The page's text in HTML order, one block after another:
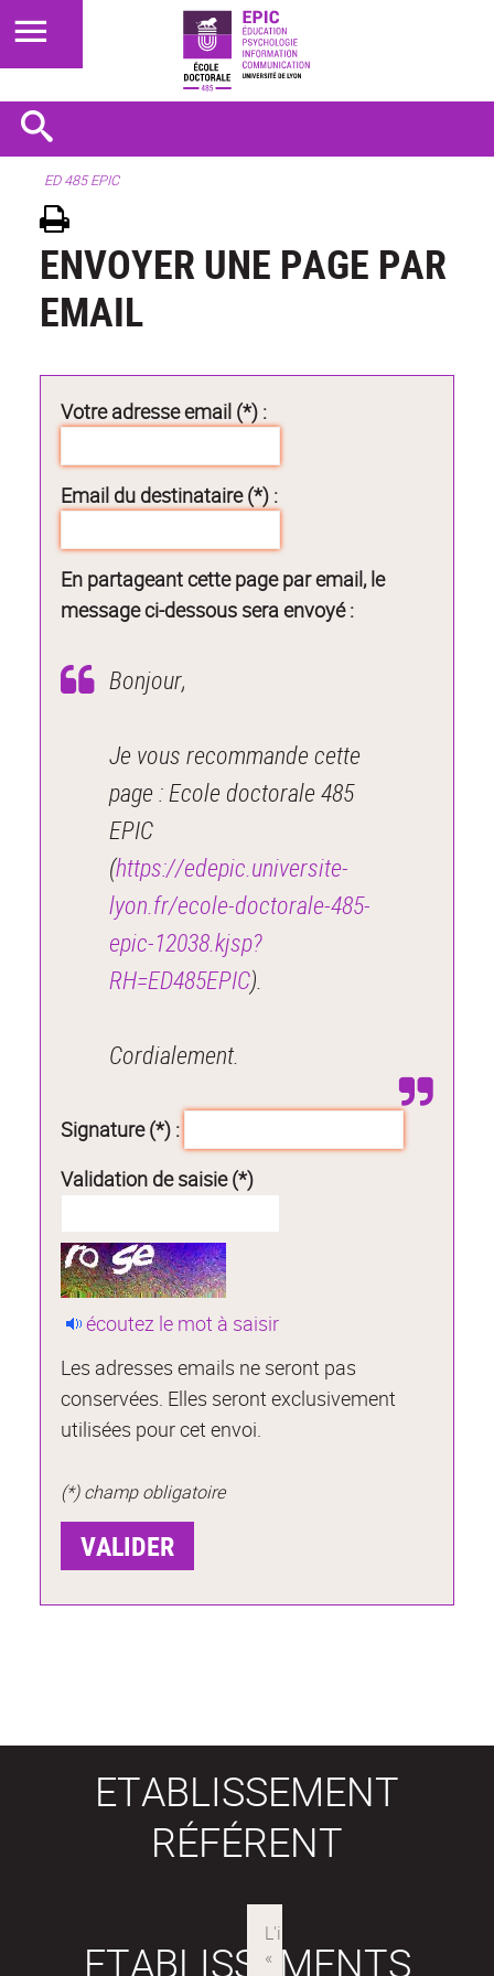
ED 485 EPIC
ENVOYER UNE PAGE PAR
EMAIL
Votre adresse email (*) :
Email du destinataire (*) :
En partageant cette page par email, le
message ci-dessous sera envoyé :
Bonjour,
Je vous recommande cette
page : Ecole doctorale 485
EPIC
(https://edepic.universite-
lyon.fr/ecole-doctorale-485-
epic-12038.kjsp?
RH=ED485EPIC).
Cordialement.
Signature (*) :
Validation de saisie (*)
écoutez le mot à saisir
Les adresses emails ne seront pas
conservées. Elles seront exclusivement
utilisées pour cet envoi.
(*) champ obligatoire
ETABLISSEMENT
RÉFÉRENT
ETABLISSEMENTS